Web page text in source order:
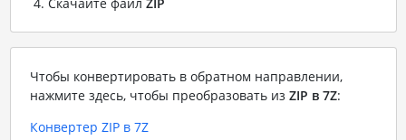
Чтобы конвертировать в обратном направлении,
нажмите здесь, чтобы преобразовать из ZIP в 7Z:
Конвертер ZIP в 7Z